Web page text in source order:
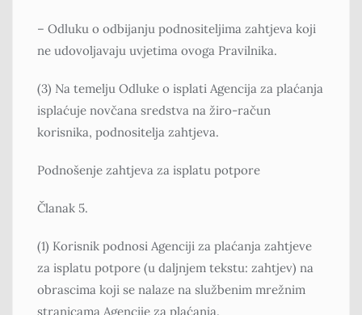
– Odluku o odbijanju podnositeljima zahtjeva koji
ne udovoljavaju uvjetima ovoga Pravilnika.
(3) Na temelju Odluke o isplati Agencija za plaćanja
isplaćuje novčana sredstva na žiro-račun
korisnika, podnositelja zahtjeva.
Podnošenje zahtjeva za isplatu potpore
Članak 5.
(1) Korisnik podnosi Agenciji za plaćanja zahtjeve
za isplatu potpore (u daljnjem tekstu: zahtjev) na
obrascima koji se nalaze na službenim mrežnim
stranicama Agencije za plaćanja.